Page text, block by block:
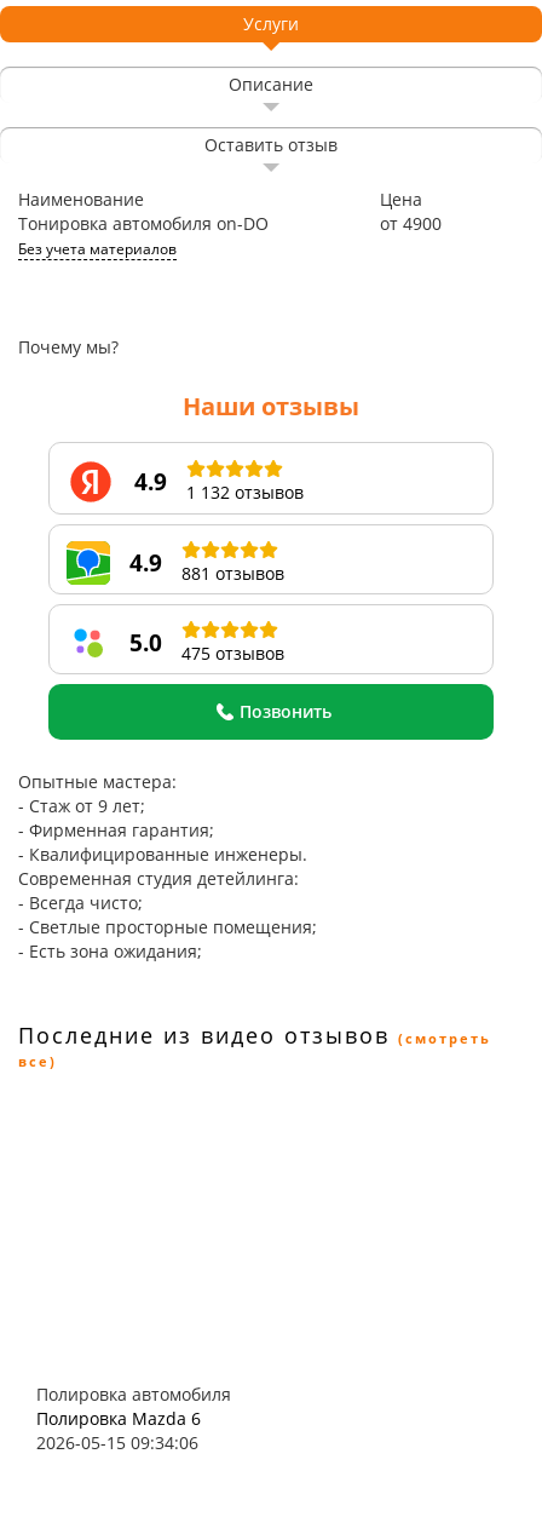
Услуги
Описание
Оставить отзыв
Наименование
Цена
Тонировка автомобиля on-DO
Без учета материалов
от 4900
Почему мы?
Наши отзывы
4.9 1 132 отзывов
4.9 881 отзывов
5.0 475 отзывов
Позвонить
Опытные мастера:
- Стаж от 9 лет;
- Фирменная гарантия;
- Квалифицированные инженеры.
Современная студия детейлинга:
- Всегда чисто;
- Светлые просторные помещения;
- Есть зона ожидания;
Последние из видео отзывов (смотреть
все)
Полировка автомобиля
Полировка Mazda 6
2026-05-15 09:34:06